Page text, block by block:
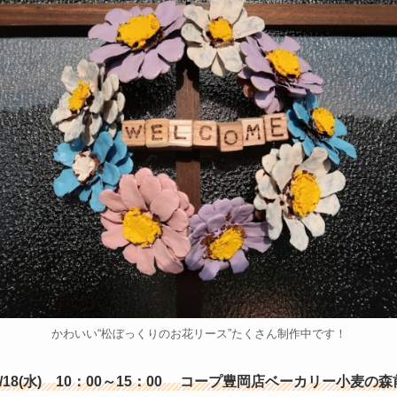
かわいい“松ぼっくりのお花リース”たくさん制作中です！
18(水) 10：00～15：00 コープ豊岡店ベーカリー小麦の森